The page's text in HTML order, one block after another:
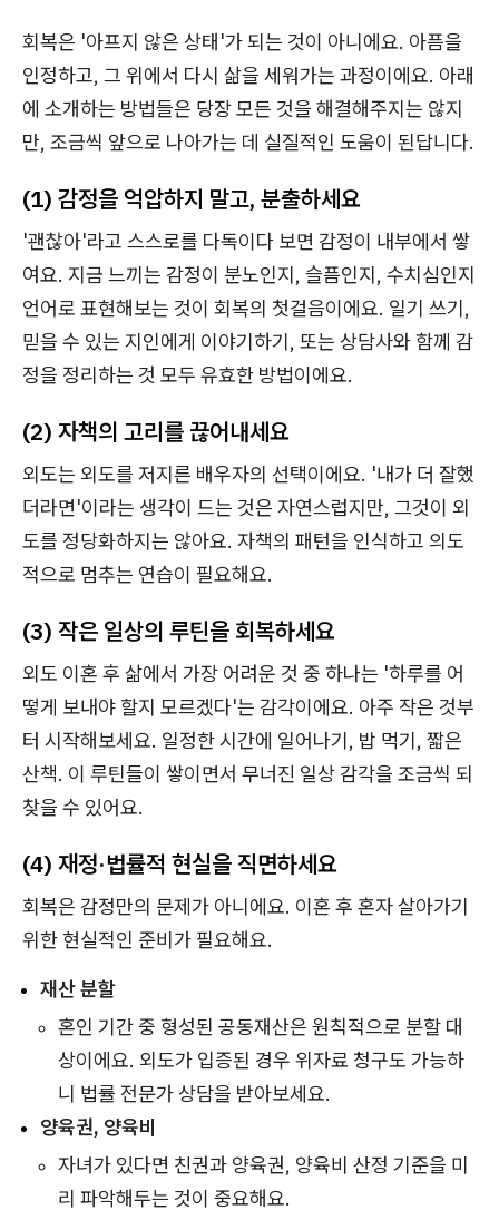
회복은 '아프지 않은 상태'가 되는 것이 아니에요. 아픔을
인정하고, 그 위에서 다시 삶을 세워가는 과정이에요. 아래
에 소개하는 방법들은 당장 모든 것을 해결해주지는 않지
만, 조금씩 앞으로 나아가는 데 실질적인 도움이 된답니다.
(1) 감정을 억압하지 말고, 분출하세요
'괜찮아'라고 스스로를 다독이다 보면 감정이 내부에서 쌓
여요. 지금 느끼는 감정이 분노인지, 슬픔인지, 수치심인지
언어로 표현해보는 것이 회복의 첫걸음이에요. 일기 쓰기,
믿을 수 있는 지인에게 이야기하기, 또는 상담사와 함께 감
정을 정리하는 것 모두 유효한 방법이에요.
(2) 자책의 고리를 끊어내세요
외도는 외도를 저지른 배우자의 선택이에요. '내가 더 잘했
더라면'이라는 생각이 드는 것은 자연스럽지만, 그것이 외
도를 정당화하지는 않아요. 자책의 패턴을 인식하고 의도
적으로 멈추는 연습이 필요해요.
(3) 작은 일상의 루틴을 회복하세요
외도 이혼 후 삶에서 가장 어려운 것 중 하나는 '하루를 어
떻게 보내야 할지 모르겠다'는 감각이에요. 아주 작은 것부
터 시작해보세요. 일정한 시간에 일어나기, 밥 먹기, 짧은
산책. 이 루틴들이 쌓이면서 무너진 일상 감각을 조금씩 되
찾을 수 있어요.
(4) 재정·법률적 현실을 직면하세요
회복은 감정만의 문제가 아니에요. 이혼 후 혼자 살아가기
위한 현실적인 준비가 필요해요.
재산 분할
혼인 기간 중 형성된 공동재산은 원칙적으로 분할 대
상이에요. 외도가 입증된 경우 위자료 청구도 가능하
니 법률 전문가 상담을 받아보세요.
양육권, 양육비
자녀가 있다면 친권과 양육권, 양육비 산정 기준을 미
리 파악해두는 것이 중요해요.